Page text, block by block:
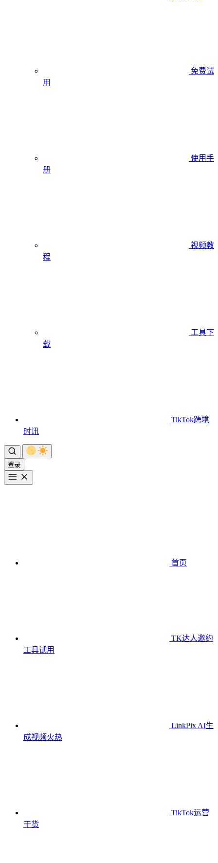
免费试
用
使用手
册
视频教
程
工具下
载
TikTok跨境
时讯
登录
首页
TK达人邀约
工具试用
LinkPix AI生
成视频火热
TikTok运营
干货